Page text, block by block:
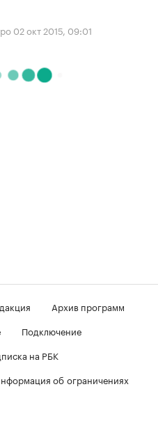
02 окт 2015, 09:01
Архив программ
Подключение
на РБК
об ограничениях